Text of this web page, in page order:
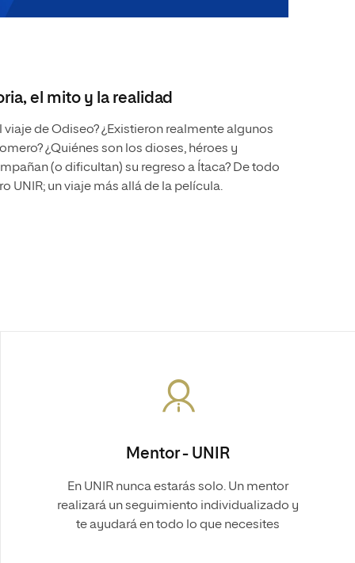
el mito y la realidad
de Odiseo? ¿Existieron realmente algunos
¿Quiénes son los dioses, héroes y
(o dificultan) su regreso a Ítaca? De todo
UNIR; un viaje más allá de la película.
Mentor - UNIR
En UNIR nunca estarás solo. Un mentor
realizará un seguimiento individualizado y
te ayudará en todo lo que necesites